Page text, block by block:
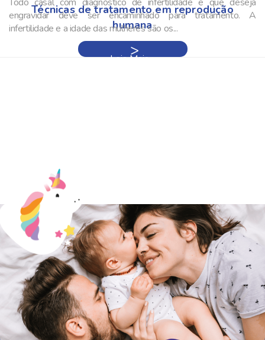
Técnicas de tratamento em reprodução
humana
engravidar deve ser encaminhado para tratamento. A
infertilidade e a idade das mulheres são os...
Leia Mais »